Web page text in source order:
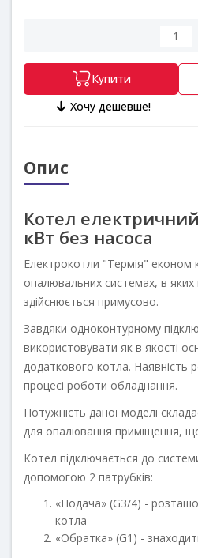
Купити
Хочу дешевше!
Опис
Котел
кВт без насоса
Електрокотли "Термія" економ
опалювальних системах, в яких
здійснюється примусово.
Завдяки одноконтурному
використовувати як в якості
додаткового котла. Наявність
процесі роботи обладнання.
Потужність даної моделі
для опалювання приміщення,
Котел підключається до
допомогою 2 патрубків:
«Подача» (G3/4) -
котла
«Обратка» (G1) -